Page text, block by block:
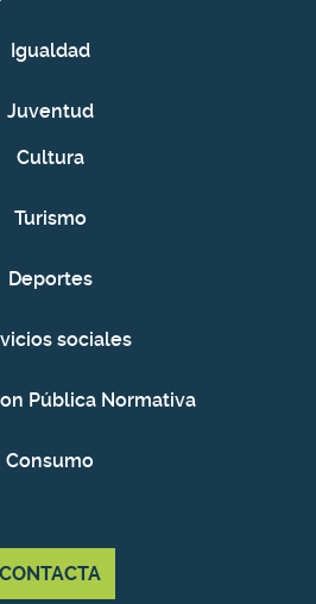
Igualdad
Juventud
Cultura
Turismo
Deportes
sociales
Pública Normativa
Consumo
CONTACTA